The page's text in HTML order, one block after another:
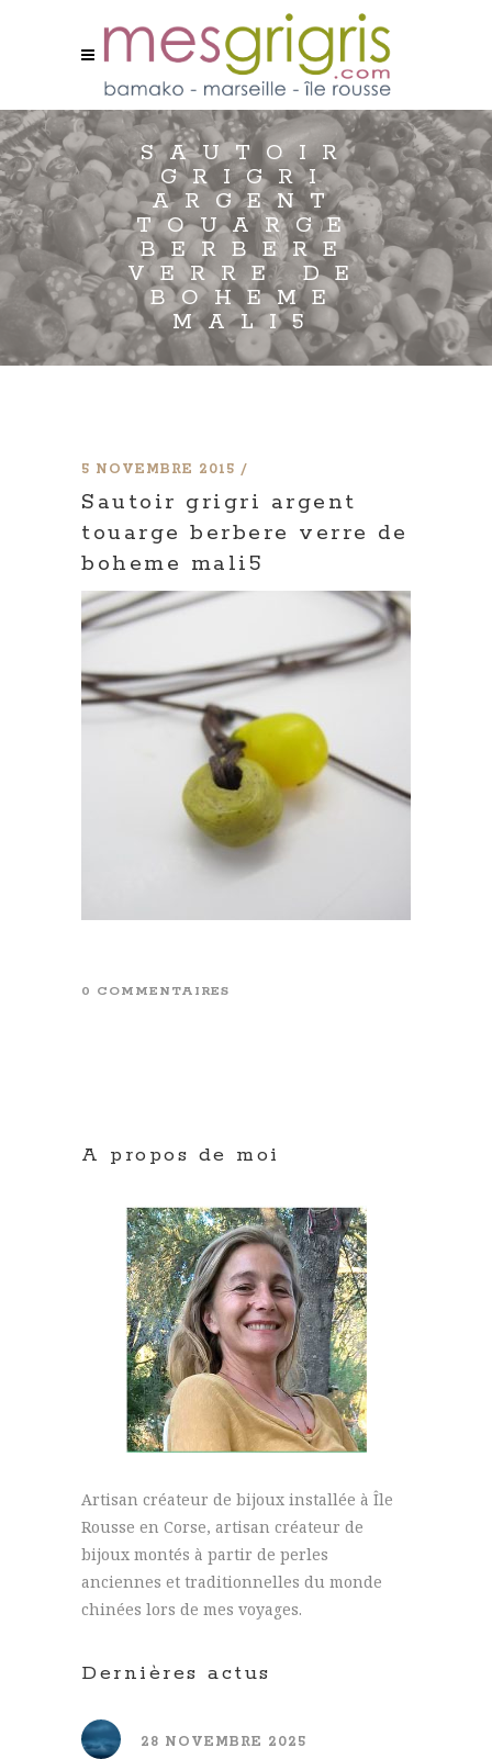
SAUTOIR
GRIGRI
ARGENT
TOUARGE
BERBERE
VERRE DE
BOHEME
MALI5
5 NOVEMBRE 2015
Sautoir grigri argent
touarge berbere verre de
boheme mali5
0 COMMENTAIRES
A propos de moi
Artisan créateur de bijoux installée à Île
Rousse en Corse, artisan créateur de
bijoux montés à partir de perles
anciennes et traditionnelles du monde
chinées lors de mes voyages.
Dernières actus
28 NOVEMBRE 2025